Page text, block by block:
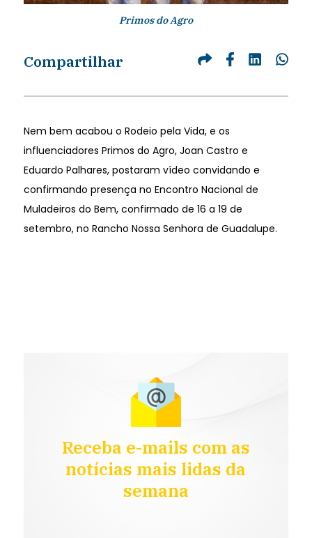
Primos do Agro
Compartilhar
Nem bem acabou o Rodeio pela Vida, e os
influenciadores Primos do Agro, Joan Castro e
Eduardo Palhares, postaram vídeo convidando e
confirmando presença no Encontro Nacional de
Muladeiros do Bem, confirmado de 16 a 19 de
setembro, no Rancho Nossa Senhora de Guadalupe.
Receba e-mails com as
notícias mais lidas da
semana